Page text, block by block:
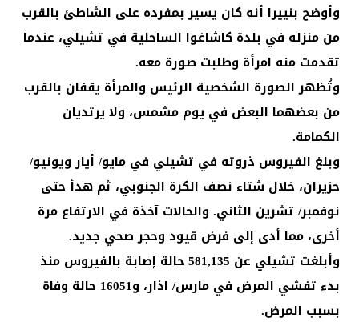
وأوضح بنييرا أنه كان يسير بمفرده على الشاطئ بالقرب
من منزله في بلدة كاشاغوا الساحلية في تشيلي، عندما
تقدمت منه امرأة وطلبت صورة معه.
وتُظهر الصورة الشخصية الرئيس والمرأة يقفان بالقرب
من بعضهما البعض في يوم مشمس، ولا يرتديان
الكمامة.
وبلغ الفيروس ذروته في تشيلي في مايو/ أيار ويونيو/
حزيران، خلال شتاء نصف الكرة الجنوبي، ثم هدأ حتى
نوفمبر/ تشرين الثاني. والحالات آخذة في الارتفاع مرة
أخرى، مما أدى إلى فرض قيود وحجر صحي جديد.
وأبلغت تشيلي عن 581,135 حالة إصابة بالفيروس منذ
بدء تفشي المرض في مارس/ آذار، و16051 حالة وفاة
بسبب المرض.